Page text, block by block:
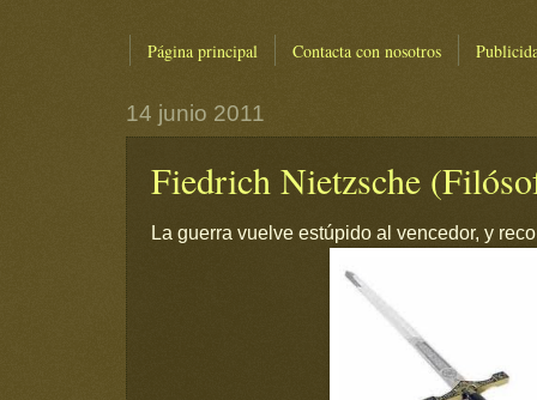
Página principal Contacta con nosotros
14 junio 2011
Fiedrich Nietzsche
La guerra vuelve estúpido al vencedor, y